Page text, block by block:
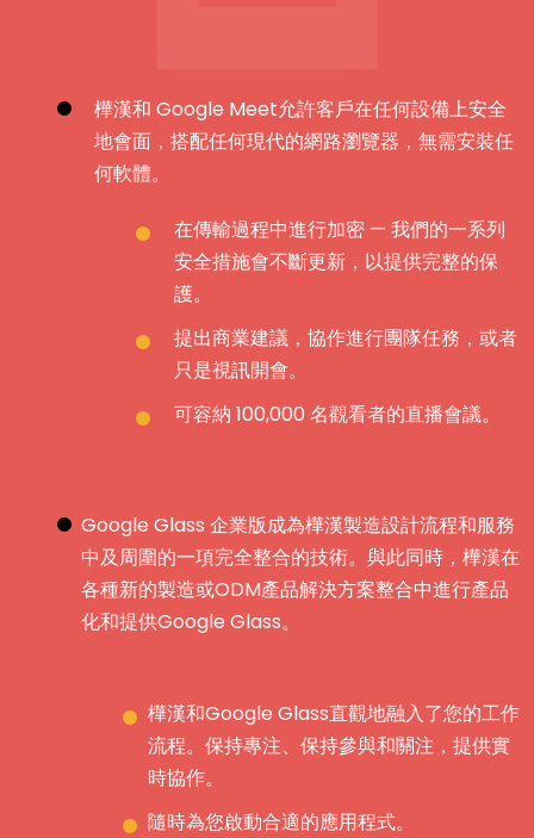
樺漢和 Google Meet允許客戶在任何設備上安全
地會面，搭配任何現代的網路瀏覽器，無需安裝任
何軟體。
在傳輸過程中進行加密 — 我們的一系列
安全措施會不斷更新，以提供完整的保
護。
提出商業建議，協作進行團隊任務，或者
只是視訊開會。
可容納 100,000 名觀看者的直播會議。
Google Glass 企業版成為樺漢製造設計流程和服務
中及周圍的一項完全整合的技術。與此同時，樺漢在
各種新的製造或ODM產品解決方案整合中進行產品
化和提供Google Glass。
樺漢和Google Glass直觀地融入了您的工作
流程。保持專注、保持參與和關注，提供實
時協作。
隨時為您啟動合適的應用程式。